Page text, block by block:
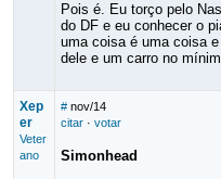
Pois é. Eu torço pelo
do DF e eu conhecer o
uma coisa é uma coisa
dele e um carro no
Xep
er
Veter
ano
# nov/14
citar· votar
Simonhead